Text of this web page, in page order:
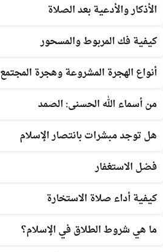
الأذكار والأدعية بعد الصلاة
كيفية فك المربوط والمسحور
أنواع الهجرة المشروعة وهجرة المجتمع
من أسماء الله الحسنى: الصمد
هل توجد مبشرات بانتصار الإسلام
فضل الاستغفار
كيفية أداء صلاة الاستخارة
ما هي شروط الطلاق في الإسلام؟